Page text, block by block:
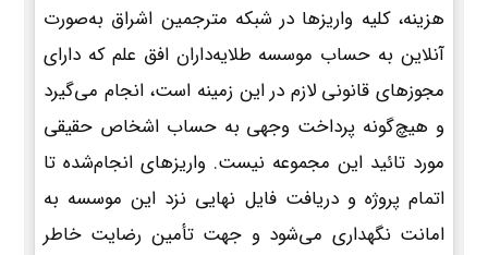
هزینه، کلیه واریزها در شبکه مترجمین اشراق به‌صورت
آنلاین به حساب موسسه طلایه‌داران افق علم که دارای
مجوزهای قانونی لازم در این زمینه است، انجام می‌گیرد
و هیچ‌گونه پرداخت وجهی به حساب اشخاص حقیقی
مورد تائید این مجموعه نیست. واریزهای انجام‌شده تا
اتمام پروژه و دریافت فایل نهایی نزد این موسسه به
امانت نگهداری می‌شود و جهت تأمین رضایت خاطر